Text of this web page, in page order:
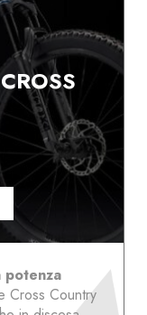
potenza
Cross Country